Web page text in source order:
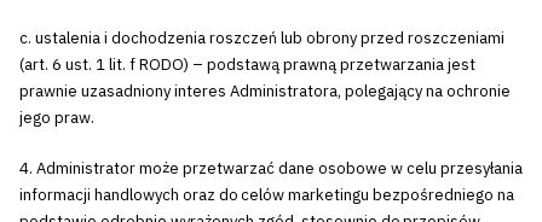
c. ustalenia i dochodzenia roszczeń lub obrony przed roszczeniami
(art. 6 ust. 1 lit. f RODO) – podstawą prawną przetwarzania jest
prawnie uzasadniony interes Administratora, polegający na ochronie
jego praw.
4. Administrator może przetwarzać dane osobowe w celu przesyłania
informacji handlowych oraz do celów marketingu bezpośredniego na